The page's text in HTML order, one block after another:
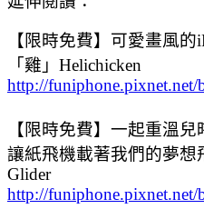
【限時免費】可愛畫風
「雞」Helichicken
http://
【限時免費】一起重溫
讓紙飛機載著我們的夢想
Glider
http://funiphone.pixnet.net/